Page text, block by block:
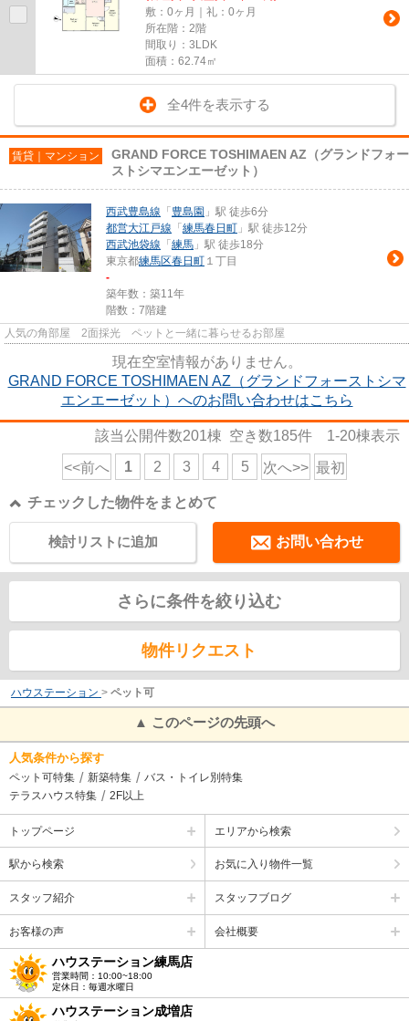
敷：0ヶ月｜礼：0ヶ月
所在階：2階
間取り：3LDK
面積：62.74㎡
全4件を表示する
賃貸｜マンション
GRAND FORCE TOSHIMAEN AZ（グランドフォー
ストシマエンエーゼット）
西武豊島線 「 豊島園 」駅 徒歩6分
都営大江戸線 「 練馬春日町 」駅 徒歩12分
西武池袋線 「 練馬 」駅 徒歩18分
東京都練馬区春日町 １丁目
-
築年数：築11年
階数：7階建
人気の角部屋 2面採光 ペットと一緒に暮らせるお部屋
現在空室情報がありません。
GRAND FORCE TOSHIMAEN AZ（グランドフォーストシマ
エンエーゼット）へのお問い合わせはこちら
該当公開件数201棟 空き数185件 1-20棟表示
<<前へ 1 2 3 4 5 次へ>> 最初
チェックした物件をまとめて
お問い合わせ
検討リストに追加
さらに条件を絞り込む
物件リクエスト
ハウステーション > ペット可
▲ このページの先頭へ
人気条件から探す
ペット可特集 新築特集
バス・トイレ別特集
テラスハウス特集
2F以上
トップページ エリアから検索
駅から検索 お気に入り物件一覧
スタッフ紹介 スタッフブログ
お客様の声 会社概要
ハウステーション練馬店
営業時間：10:00~18:00
定休日：毎週水曜日
ハウステーション成増店